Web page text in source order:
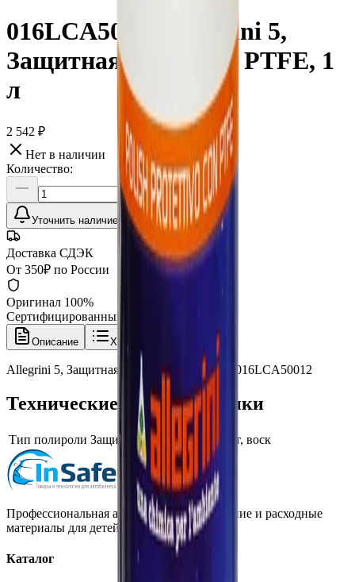
016LCA50012 Allegrini 5,
Защитная полироль PTFE, 1
л
2 542 ₽
Нет в наличии
Количество:
Уточнить наличие
Доставка СДЭК
От 350₽ по России
Оригинал 100%
Сертифицированный товар
Описание Характеристики
Allegrini 5, Защитная полироль PTFE, 1 л, 016LCA50012
Технические характеристики
Тип полироли Защитная полироль, силант, воск
Профессиональная автохимия, оборудование и расходные
материалы для детейлинга.
Каталог